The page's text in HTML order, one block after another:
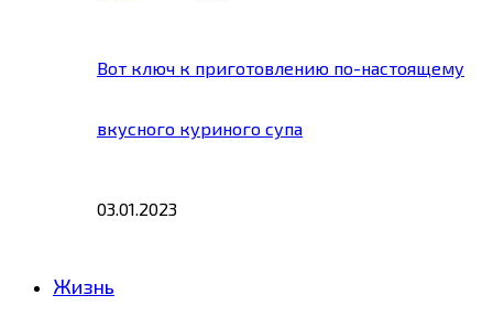
Вот ключ к приготовлению по-настоящему
вкусного куриного супа
03.01.2023
Жизнь